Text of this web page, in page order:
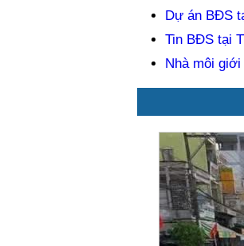
Dự án BĐS
Tin BĐS tại
Nhà môi